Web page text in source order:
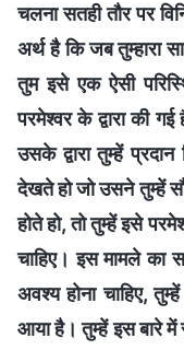
चलना सतही तौर पर
अर्थ है कि जब तुम्हारा
तुम इसे एक ऐसी
परमेश्वर के द्वारा की
उसके द्वारा तुम्हें
देखते हो जो उसने तुम्हें
होते हो, तो तुम्हें इसे
चाहिए। इस मामले का
अवश्य होना चाहिए,
आया है। तुम्हें इस बारे में